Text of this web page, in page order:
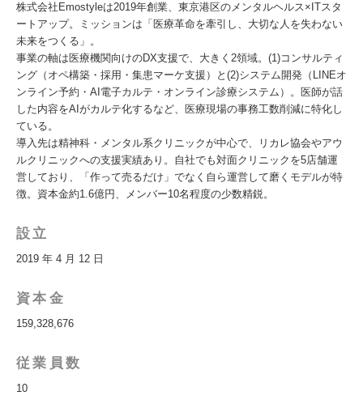
株式会社Emostyleは2019年創業、東京港区のメンタルヘルス×ITスタ
ートアップ。ミッションは「医療革命を牽引し、大切な人を失わない
未来をつくる」。
事業の軸は医療機関向けのDX支援で、大きく2領域。(1)コンサルティ
ング（オペ構築・採用・集患マーケ支援）と(2)システム開発（LINEオ
ンライン予約・AI電子カルテ・オンライン診療システム）。医師が話
した内容をAIがカルテ化するなど、医療現場の事務工数削減に特化し
ている。
導入先は精神科・メンタル系クリニックが中心で、リカレ協会やアウ
ルクリニックへの支援実績あり。自社でも対面クリニックを5店舗運
営しており、「作って売るだけ」でなく自ら運営して磨くモデルが特
徴。資本金約1.6億円、メンバー10名程度の少数精鋭。
設立
2019 年 4 月 12 日
資本金
159,328,676
従業員数
10